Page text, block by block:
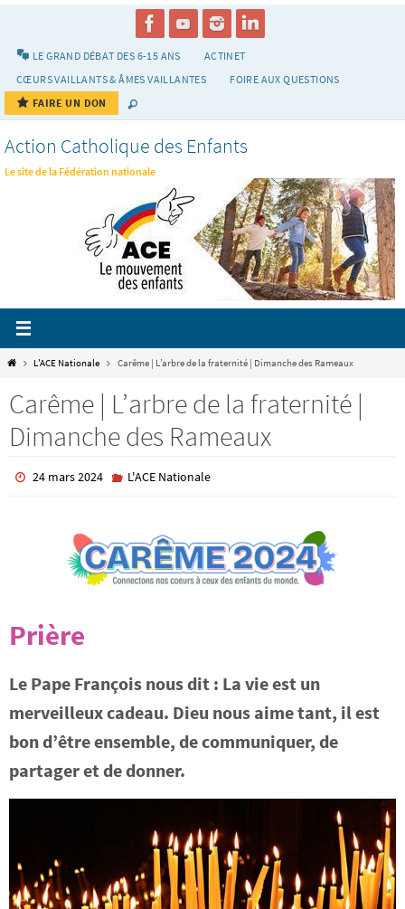
LE GRAND DÉBAT DES 6-15 ANS
ACTINET
CŒURS VAILLANTS & ÂMES VAILLANTES
FOIRE AUX QUESTIONS
FAIRE UN DON
Action Catholique des Enfants
Le site de la Fédération nationale
HomeL'ACE Nationale Carême | L’arbre de la fraternité | Dimanche des Rameaux
Carême | L’arbre de la fraternité |
Dimanche des Rameaux
24 mars 2024 L'ACE Nationale
Prière
Le Pape François nous dit : La vie est un
merveilleux cadeau. Dieu nous aime tant, il est
bon d’être ensemble, de communiquer, de
partager et de donner.